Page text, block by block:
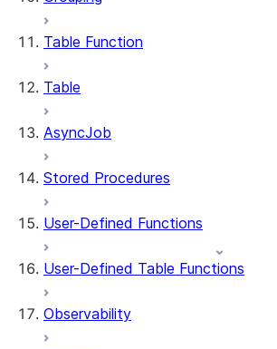
Table Function
Table
AsyncJob
Stored Procedures
User-Defined Functions
User-Defined Table Functions
Observability